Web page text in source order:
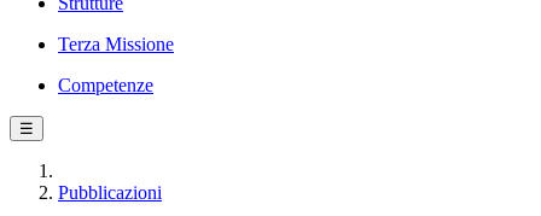
Terza Missione
Competenze
☰
Pubblicazioni